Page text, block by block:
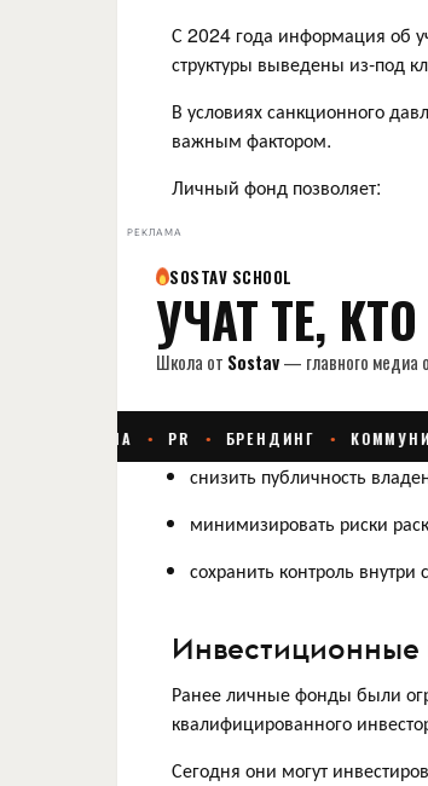
С 2024 года информация об
структуры выведены из-под
В условиях санкционного
важным фактором.
Личный фонд позволяет:
РЕКЛАМА
снизить публичность
минимизировать риски
сохранить контроль внутри
Инвестиционные
Ранее личные фонды были
квалифицированного
Сегодня они могут